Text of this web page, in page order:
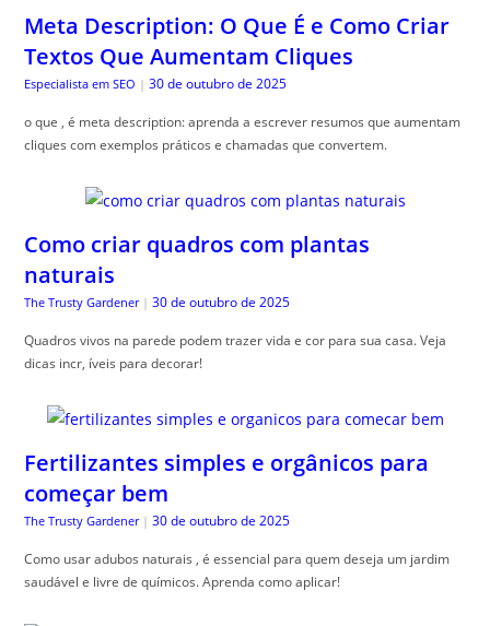
Meta Description: O Que É e Como Criar
Textos Que Aumentam Cliques
Especialista em SEO | 30 de outubro de 2025
o que , é meta description: aprenda a escrever resumos que aumentam
cliques com exemplos práticos e chamadas que convertem.
Como criar quadros com plantas
naturais
The Trusty Gardener | 30 de outubro de 2025
Quadros vivos na parede podem trazer vida e cor para sua casa. Veja
dicas incr, íveis para decorar!
Fertilizantes simples e orgânicos para
começar bem
The Trusty Gardener | 30 de outubro de 2025
Como usar adubos naturais , é essencial para quem deseja um jardim
saudável e livre de químicos. Aprenda como aplicar!